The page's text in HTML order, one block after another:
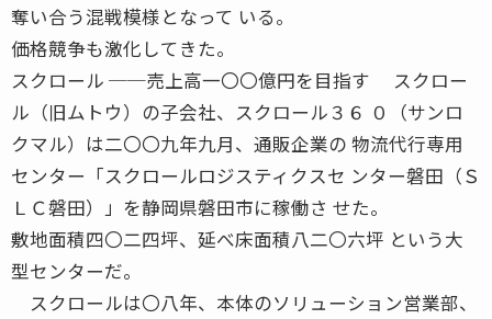
奪い合う混戦模様となって いる。
価格競争も激化してきた。
スクロール ──売上高一〇〇億円を目指す スクロー
ル（旧ムトウ）の子会社、スクロール３６ ０（サンロ
クマル）は二〇〇九年九月、通販企業の 物流代行専用
センター「スクロールロジスティクスセ ンター磐田（Ｓ
ＬＣ磐田）」を静岡県磐田市に稼働さ せた。
敷地面積四〇二四坪、延べ床面積八二〇六坪 という大
型センターだ。
スクロールは〇八年、本体のソリューション営業部、